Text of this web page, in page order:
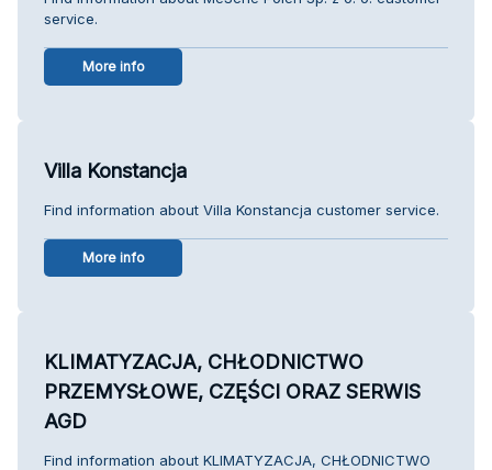
service.
More info
Villa Konstancja
Find information about Villa Konstancja customer service.
More info
KLIMATYZACJA, CHŁODNICTWO
PRZEMYSŁOWE, CZĘŚCI ORAZ SERWIS
AGD
Find information about KLIMATYZACJA, CHŁODNICTWO